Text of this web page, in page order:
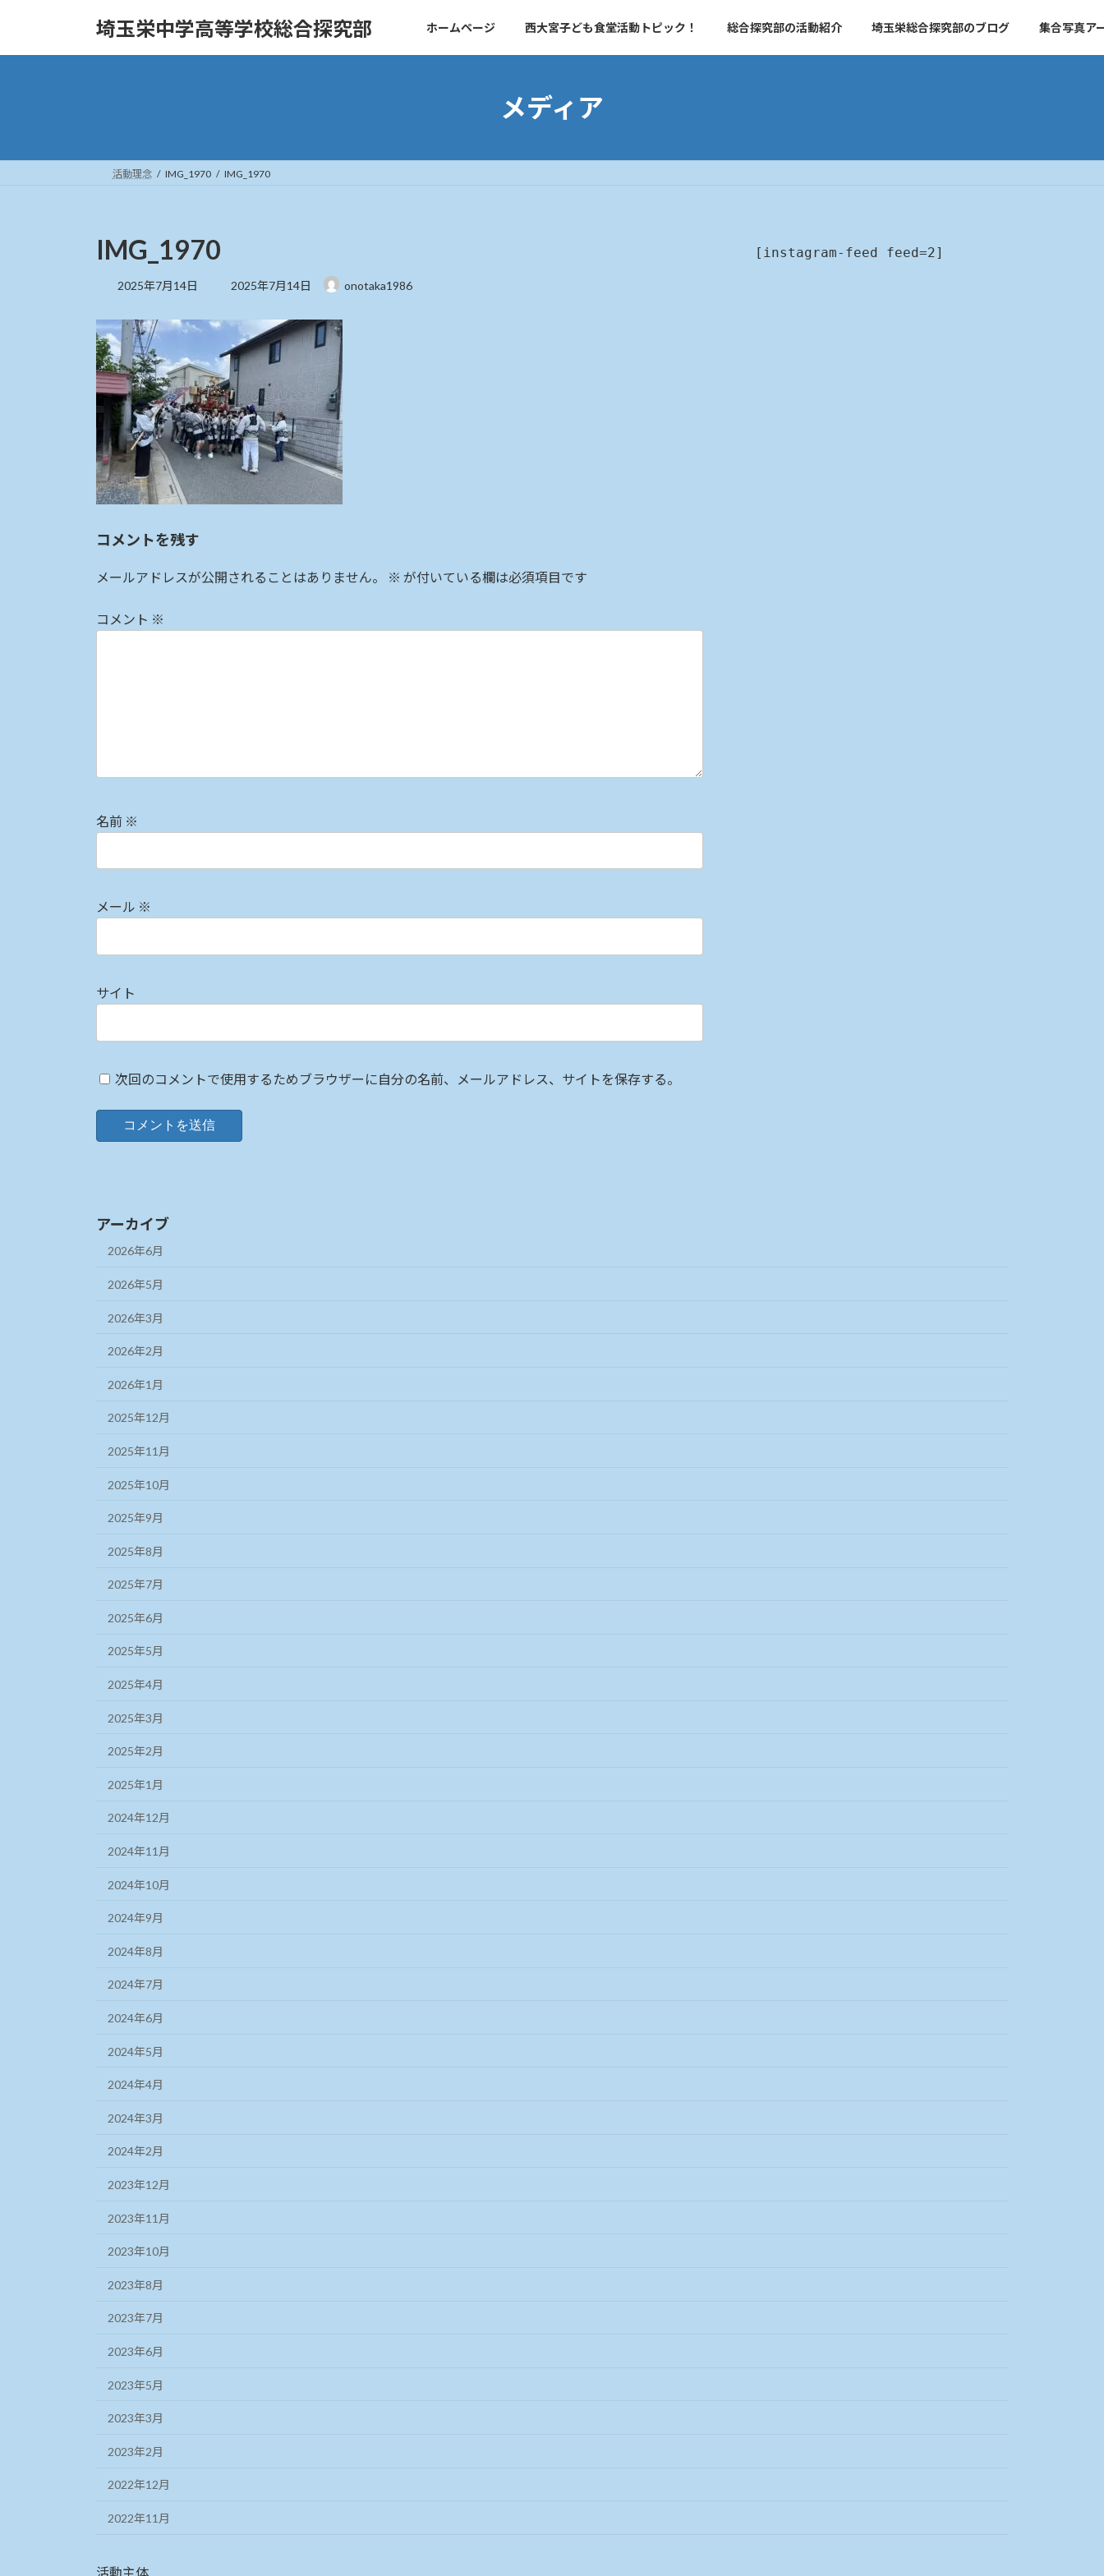
埼玉栄中学高等学校総合探究部 ホームページ 西大宮子ども食堂活動トピック！ 総合探究部の活動紹介 埼玉栄総合探究部のブログ 集合写真ア
メディア
活動理念 IMG_1970 IMG_1970
IMG_1970
2025年7月14日
最
日
時
:
2025年7月14日 onotaka1986
コメントを残す
メールアドレスが公開されることはありません。 ※ が付いている欄は必須項目です
コメント ※
名前 ※
メール ※
サイト
次回のコメントで使用するためブラウザーに自分の名前、メールアドレス、サイトを保存する。
[instagram-feed feed=2]
アーカイブ
2026年6月
2026年5月
2026年3月
2026年2月
2026年1月
2025年12月
2025年11月
2025年10月
2025年9月
2025年8月
2025年7月
2025年6月
2025年5月
2025年4月
2025年3月
2025年2月
2025年1月
2024年12月
2024年11月
2024年10月
2024年9月
2024年8月
2024年7月
2024年6月
2024年5月
2024年4月
2024年3月
2024年2月
2023年12月
2023年11月
2023年10月
2023年8月
2023年7月
2023年6月
2023年5月
2023年3月
2023年2月
2022年12月
2022年11月
活動主体